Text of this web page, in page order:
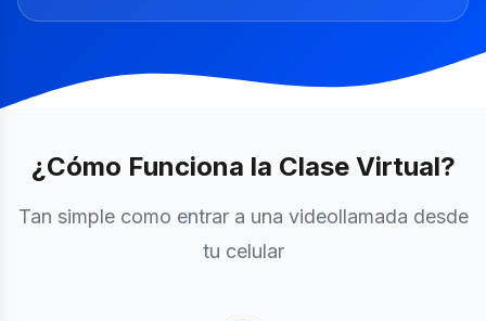
¿Cómo Funciona la Clase Virtual?
Tan simple como entrar a una videollamada desde
tu celular